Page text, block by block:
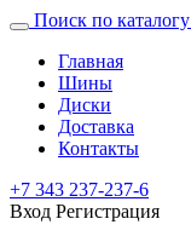
Поиск по каталогу
Главная
Шины
Диски
Доставка
Контакты
+7 343 237-237-6
Вход Регистрация